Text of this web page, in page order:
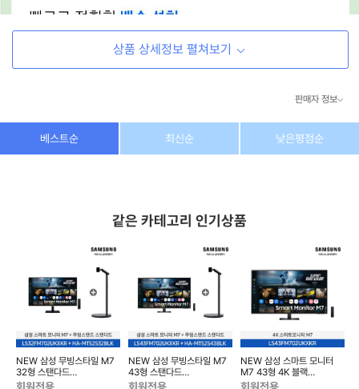
상품 상세정보 펼쳐보기
판매자 정보
상호/대표자 (주) 동이커머스
dongeecom@naver.com
소재지 경기도 고양시 덕양구 꽃마을로64, 1235호
베스트순 최신순 낮은평점순
같은 카테고리 인기상품
NEW 삼성 무빙스타일 M7
32형 스탠다드
LS32FM702U-2BE
회원전용
NEW 삼성 무빙스타일 M7
43형 스탠다드
LS43FM702U-2BE
회원전용
NEW 삼성 스마트 모니터
M7 43형 4K 블랙
LS43FM702UKXKR
회원전용